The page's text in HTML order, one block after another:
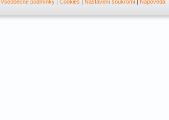
Všeobecné podmínky| Cookies | Nastavení soukromí| Nápověda